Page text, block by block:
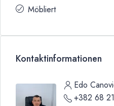
Möbliert
Kontaktinformationen
Edo
+382 68